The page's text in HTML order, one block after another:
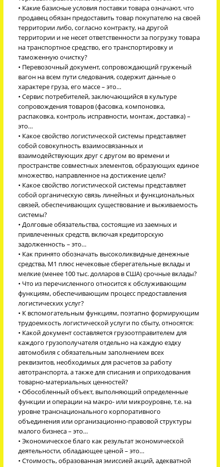
• Какие базисные условия поставки товара означают, что
продавец обязан предоставить товар покупателю на своей
территории либо, согласно контракту, на другой
территории и не несет ответственности за погрузку товара
на транспортное средство, его транспортировку и
таможенную очистку?
• Перевозочный документ, сопровождающий груженый
вагон на всем пути следования, содержит данные о
характере груза, его массе – это…
• Сервис потребителей, заключающийся в культуре
сопровождения товаров (фасовка, компоновка,
распаковка, контроль исправности, монтаж, доставка) –
это…
• Какое свойство логистической системы представляет
собой совокупность взаимосвязанных и
взаимодействующих друг с другом во времени и
пространстве совместных элементов, образующих единое
множество, направленное на достижение цели?
• Какое свойство логистической системы представляет
собой органическую связь линейных и функциональных
связей, обеспечивающих существование и выживаемость
системы?
• Долговые обязательства, состоящие из заемных и
привлеченных средств, включая кредиторскую
задолженность – это…
• Как принято обозначать высоколиквидные денежные
средства, М1 плюс нечековые сберегательные вклады и
мелкие (менее 100 тыс. долларов в США) срочные вклады?
• Что из перечисленного относится к обслуживающим
функциям, обеспечивающим процесс предоставления
логистических услуг?
• К вспомогательным функциям, поэтапно формирующим
трудоемкость логистической услуги по сбыту, относятся:
• Какой документ составляется грузоотправителем для
каждого грузополучателя отдельно на каждую ездку
автомобиля с обязательным заполнением всех
реквизитов, необходимых для расчетов за работу
автотранспорта, а также для списания и оприходования
товарно-материальных ценностей?
• Обособленный объект, выполняющий определенные
функции и операции на макро- или микроуровне, т.е. на
уровне транснационального корпоративного
объединения или организационно-правовой структуры
малого бизнеса – это…
• Экономическое благо как результат экономической
деятельности, обладающее ценой – это…
• Стоимость, образованная эмиссией акций, адекватной